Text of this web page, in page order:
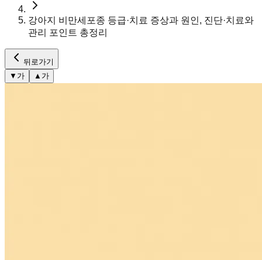
강아지 비만세포종 등급·치료 증상과 원인, 진단·치료와
관리 포인트 총정리
뒤로가기
▼ 가 ▲ 가